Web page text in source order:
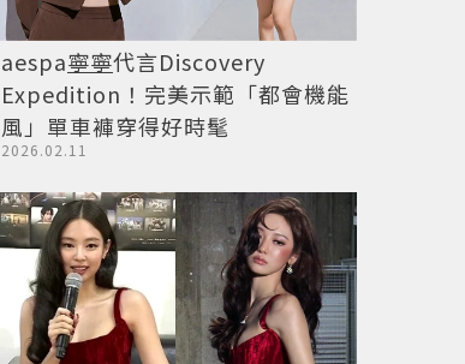
aespa寧寧代言Discovery
Expedition！完美示範「都會機能
風」單車褲穿得好時髦
2026.02.11